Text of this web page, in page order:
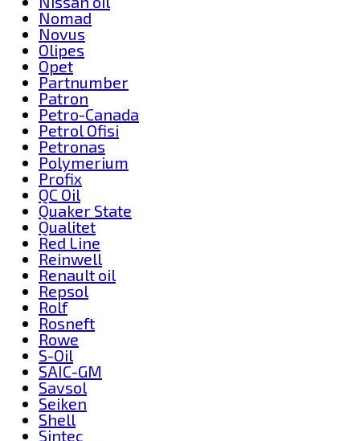
Nomad
Novus
Olipes
Opet
Partnumber
Patron
Petro-Canada
Petrol Ofisi
Petronas
Polymerium
Profix
QC Oil
Quaker State
Qualitet
Red Line
Reinwell
Renault oil
Repsol
Rolf
Rosneft
Rowe
S-Oil
SAIC-GM
Savsol
Seiken
Shell
Sintec